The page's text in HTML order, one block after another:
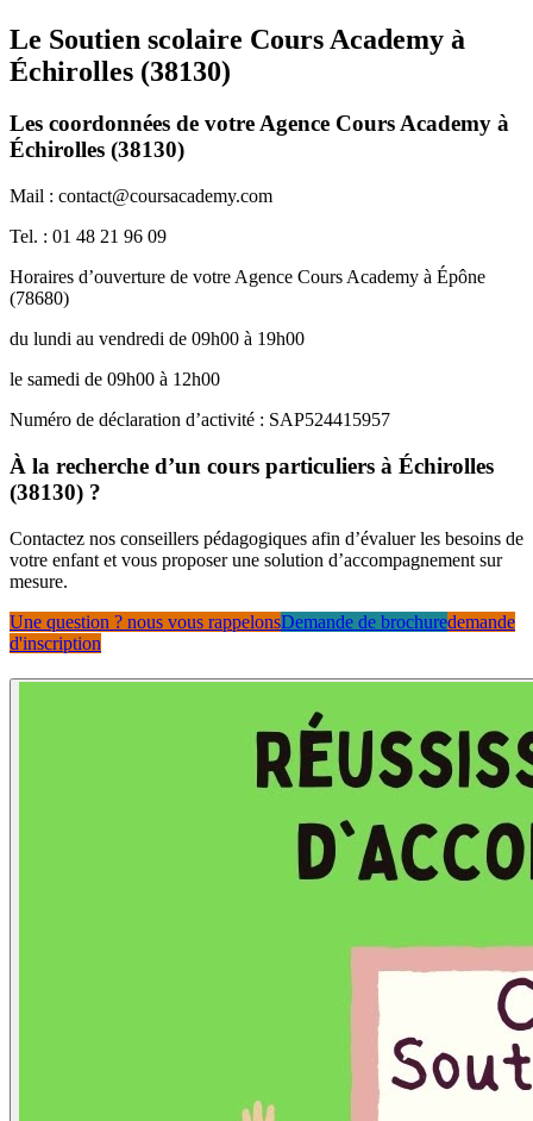
Le Soutien scolaire Cours Academy à
Échirolles (38130)
Les coordonnées de votre Agence Cours Academy à
Échirolles (38130)
Mail : contact@coursacademy.com
Tel. : 01 48 21 96 09
Horaires d’ouverture de votre Agence Cours Academy à Épône
(78680)
du lundi au vendredi de 09h00 à 19h00
le samedi de 09h00 à 12h00
Numéro de déclaration d’activité : SAP524415957
À la recherche d’un cours particuliers à Échirolles
(38130) ?
Contactez nos conseillers pédagogiques afin d’évaluer les besoins de
votre enfant et vous proposer une solution d’accompagnement sur
mesure.
Une question ? nous vous rappelonsDemande de brochuredemande
d'inscription